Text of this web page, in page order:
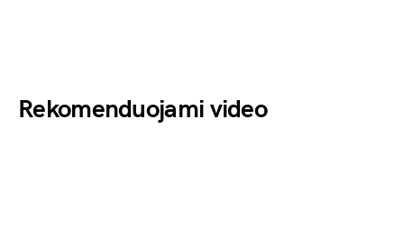
Rekomenduojami video